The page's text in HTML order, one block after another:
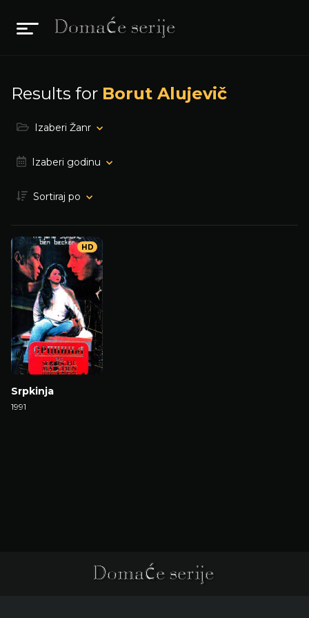
Results for Borut Alujevič
Izaberi Žanr
Izaberi godinu
Sortiraj po
Srpkinja
1991
HD